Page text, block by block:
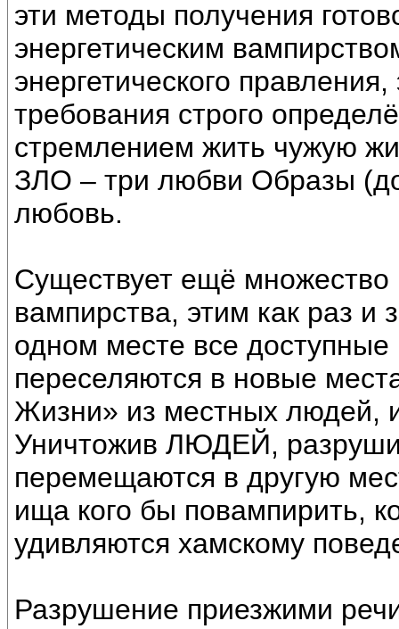
эти методы получения
энергетическим
энергетического
требования строго
стремлением жить чужую
ЗЛО – три любви Образы
любовь.
Существует ещё множество
вампирства, этим как раз
одном месте все
переселяются в новые
Жизни» из местных людей,
Уничтожив ЛЮДЕЙ,
перемещаются в другую
ища кого бы повампирить,
удивляются хамскому
Разрушение приезжими